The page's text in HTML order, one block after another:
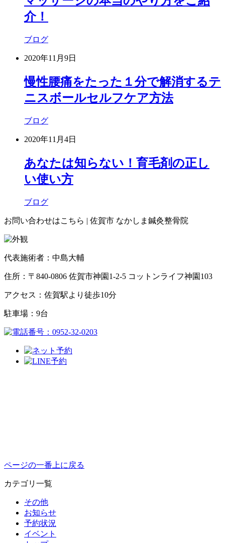
介！
ブログ
2020年11月9日
慢性腰痛をたった１分で解消するテ
ニスボールセルフケア方法
ブログ
2020年11月4日
あなたは知らない！育毛剤の正し
い使い方
ブログ
お問い合わせはこちら | 佐賀市 なかしま鍼灸整骨院
代表施術者：中島大輔
住所：〒840-0806 佐賀市神園1-2-5 コットンライフ神園103
アクセス：佐賀駅より徒歩10分
駐車場：9台
ページの一番上に戻る
カテゴリ一覧
その他
お知らせ
予約状況
イベント